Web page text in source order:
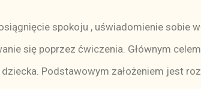
spokoju , uświadomienie sobie
się poprzez ćwiczenia. Głównym
Podstawowym założeniem jest